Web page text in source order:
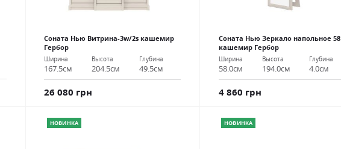
Соната Нью Витрина-3w/2s кашемир
Гербор
Ширина
167.5см
Высота
204.5см
Глубина
49.5см
26 080 грн
Соната Нью Зеркало напольное 58
кашемир Гербор
Ширина
58.0см
Высота
194.0см
Глубина
4.0см
4 860 грн
НОВИНКА НОВИНКА